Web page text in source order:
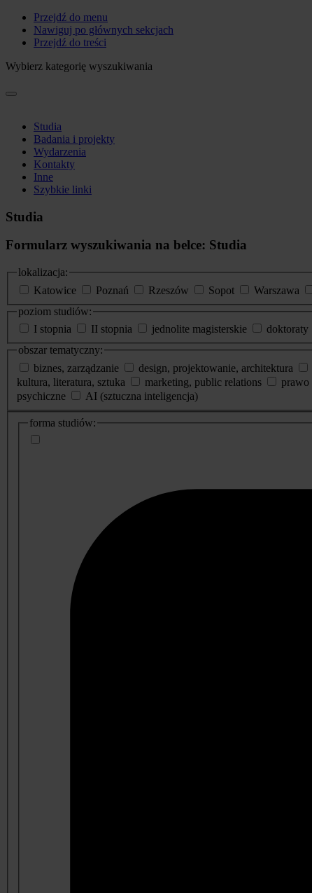
Przejdź do menu
Nawiguj po głównych sekcjach
Przejdź do treści
Wybierz kategorię wyszukiwania
Studia
Badania i projekty
Wydarzenia
Kontakty
Inne
Szybkie linki
Studia
Formularz wyszukiwania na belce: Studia
lokalizacja:
Katowice
Poznań Rzeszów Sopot Warszawa
poziom studiów:
I stopnia
II stopnia jednolite magisterskie doktoraty
obszar tematyczny:
biznes, zarządzanie
design, projektowanie, architektura
kultura, literatura, sztuka
marketing, public relations prawo
psychiczne
AI (sztuczna inteligencja)
dodatkowe
informacje
forma studiów: